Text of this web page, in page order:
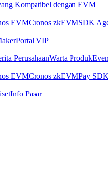
Kompatibel dengan EVM
EVMCronos zkEVMSDK
Portal VIP
PerusahaanWarta Produk
EVMCronos zkEVMPay SDK
Info Pasar